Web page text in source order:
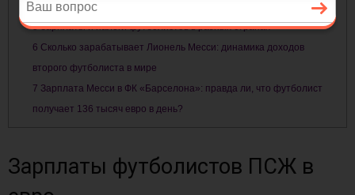
4Зарплата футболиста Месси
5Зарплаты и налоги футболистов в разных странах
6 Сколько зарабатывает Лионель Месси: динамика доходов
второго футболиста в мире
7 Зарплата Месси в ФК «Барселона»: правда ли, что футболист
получает 136 тысяч евро в день?
Зарплаты футболистов ПСЖ в